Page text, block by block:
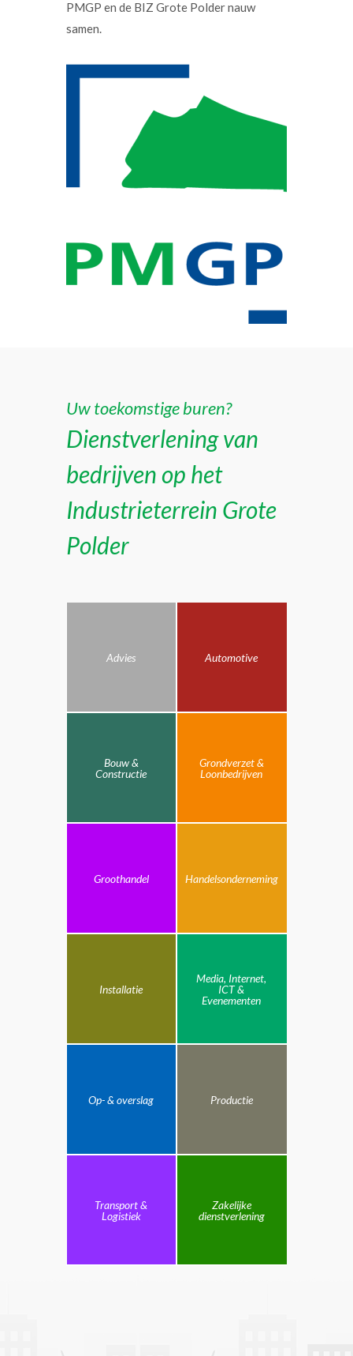
PMGP en de BIZ Grote Polder nauw
samen.
Uw toekomstige buren?
Dienstverlening van
bedrijven op het
Industrieterrein Grote
Polder
Advies Automotive
Bouw &
Constructie
Grondverzet &
Loonbedrijven
Groothandel Handelsonderneming
Installatie
Media, Internet,
ICT &
Evenementen
Op- & overslag Productie
Transport &
Logistiek
Zakelijke
dienstverlening